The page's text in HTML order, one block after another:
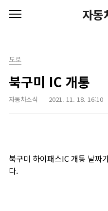
자동
도로
북구미 IC 개통
자동차소식 2021. 11. 18. 16:10
북구미 하이패스IC 개통 날짜
다.